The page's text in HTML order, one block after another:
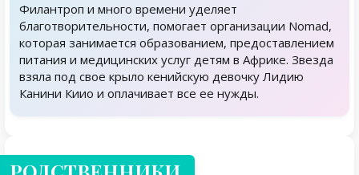
Филантроп и много времени уделяет
благотворительности, помогает организации Nomad,
которая занимается образованием, предоставлением
питания и медицинских услуг детям в Африке. Звезда
взяла под свое крыло кенийскую девочку Лидию
Канини Киио и оплачивает все ее нужды.
Родственники